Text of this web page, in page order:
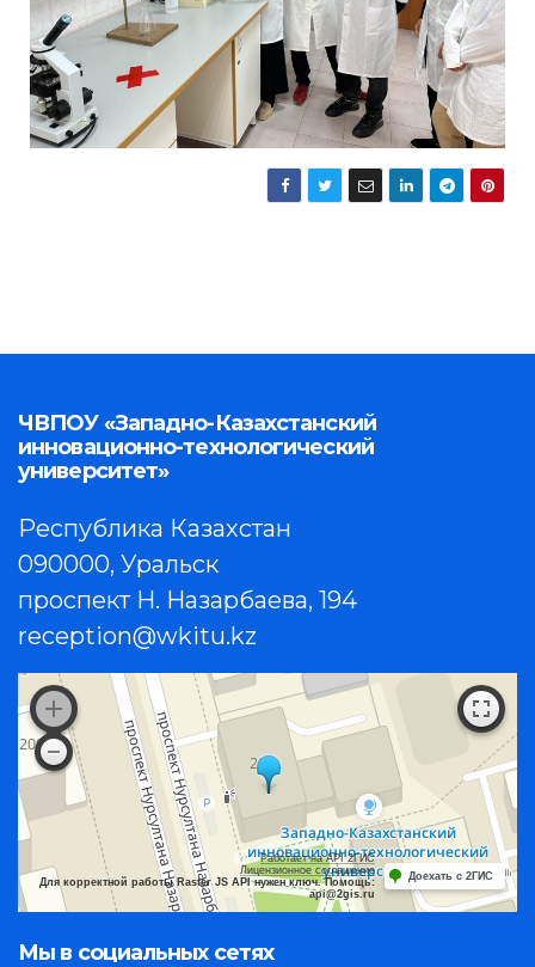
ЧВПОУ «Западно-Казахстанский
инновационно-технологический
университет»
Республика Казахстан
090000, Уральск
проспект Н. Назарбаева, 194
reception@wkitu.kz
Работает на API 2ГИС
Лицензионное соглашение
Для корректной работы Raster JS API нужен ключ. Помощь:
api@2gis.ru
Доехать с 2ГИС
Мы в социальных сетях